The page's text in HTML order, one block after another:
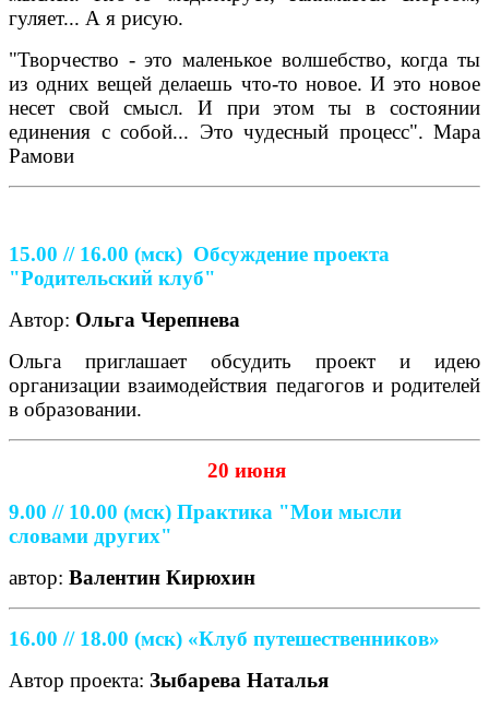
гуляет... А я рисую.
"Творчество - это маленькое волшебство, когда ты
из одних вещей делаешь что-то новое. И это новое
несет свой смысл. И при этом ты в состоянии
единения с собой... Это чудесный процесс". Мара
Рамови
15.00 // 16.00 (мск) Обсуждение проекта
"Родительский клуб"
Автор: Ольга Черепнева
Ольга приглашает обсудить проект и идею
организации взаимодействия педагогов и родителей
в образовании.
20 июня
9.00 // 10.00 (мск) Практика "Мои мысли
словами других"
автор: Валентин Кирюхин
16.00 // 18.00 (мск) «Клуб путешественников»
Автор проекта: Зыбарева Наталья